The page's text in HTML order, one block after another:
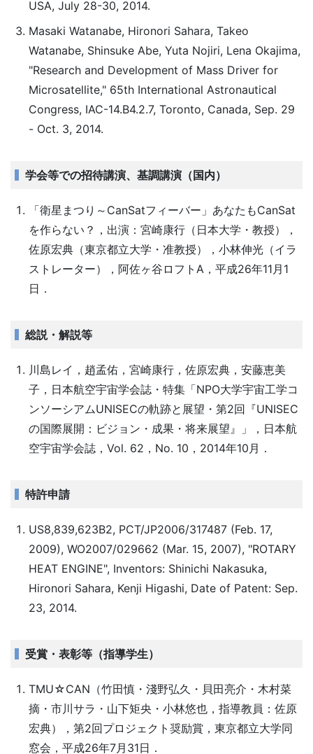
USA, July 28-30, 2014.
Masaki Watanabe, Hironori Sahara, Takeo
Watanabe, Shinsuke Abe, Yuta Nojiri, Lena Okajima,
"Research and Development of Mass Driver for
Microsatellite," 65th International Astronautical
Congress, IAC-14.B4.2.7, Toronto, Canada, Sep. 29
- Oct. 3, 2014.
学会等での招待講演、基調講演（国内）
「衛星まつり～CanSatフィーバー」あなたもCanSat
を作らない？，出演：宮崎康行（日本大学・教授），
佐原宏典（東京都立大学・准教授），小林伸光（イラ
ストレーター），阿佐ヶ谷ロフトA，平成26年11月1
日．
総説・解説等
川島レイ，趙孟佑，宮崎康行，佐原宏典，安藤恵美
子，日本航空宇宙学会誌・特集「NPO大学宇宙工学コ
ンソーシアムUNISECの軌跡と展望・第2回『UNISEC
の国際展開：ビジョン・成果・将来展望』」，日本航
空宇宙学会誌，Vol. 62，No. 10，2014年10月．
特許申請
US8,839,623B2, PCT/JP2006/317487 (Feb. 17,
2009), WO2007/029662 (Mar. 15, 2007), "ROTARY
HEAT ENGINE", Inventors: Shinichi Nakasuka,
Hironori Sahara, Kenji Higashi, Date of Patent: Sep.
23, 2014.
受賞・表彰等（指導学生）
TMU☆CAN（竹田慎・淺野弘久・貝田亮介・木村菜
摘・市川サラ・山下矩央・小林悠也，指導教員：佐原
宏典），第2回プロジェクト奨励賞，東京都立大学同
窓会，平成26年7月31日．